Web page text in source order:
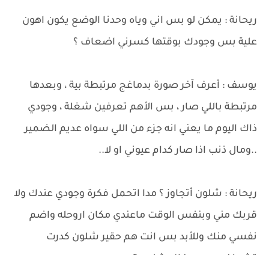
ريحانة : يمكن لو بس اني وياه وحدنا الوضع يكون اهون
علية بس وجودك بوقتها كسرني اضعاف ؟
يوسف : أعرف آخر صورة بدماغج مرتبطة بية ، وبعدها
مرتبطة باللي صار ، بس الأهم تعرفين شغلة ، وجودي
ذاك اليوم ما يعني انه جزء من اللي سواه عديم الضمير
..ومال ذنب اذا صار كدام عيوني او لا..
ريحانة : شلون أتجاوز ؟ مدا اتحمل فكرة وجودي عندك ولا
قربك مني وبنفس الوقت ماعندي مكان اروحله واضم
نفسي منك وللأبد بس انت هم حقير شلون كدرت